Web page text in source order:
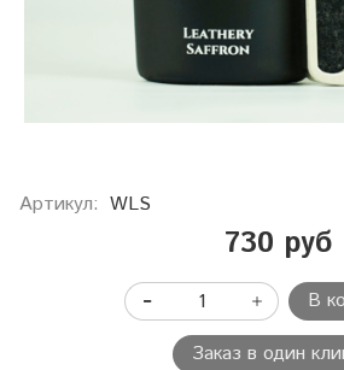
Артикул: WLS
730 руб
В
Заказ в один